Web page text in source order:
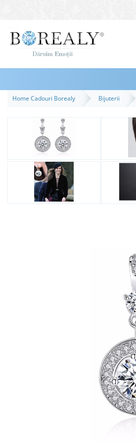
Bijuterii
Inele
Bratari
Destinatari
Bijuterii Femei
Home Cadouri Borealy Bijuterii